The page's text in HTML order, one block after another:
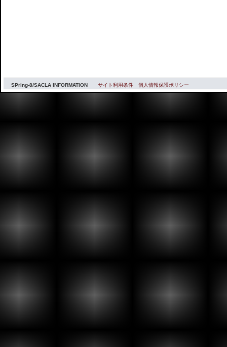
SPring-8/SACLA INFORMATION サイト利用条件 個人情報保護ポリシー